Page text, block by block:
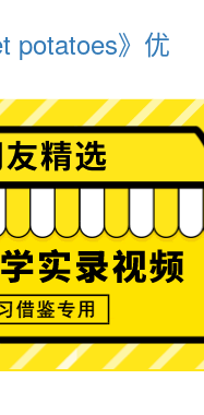
potatoes》优